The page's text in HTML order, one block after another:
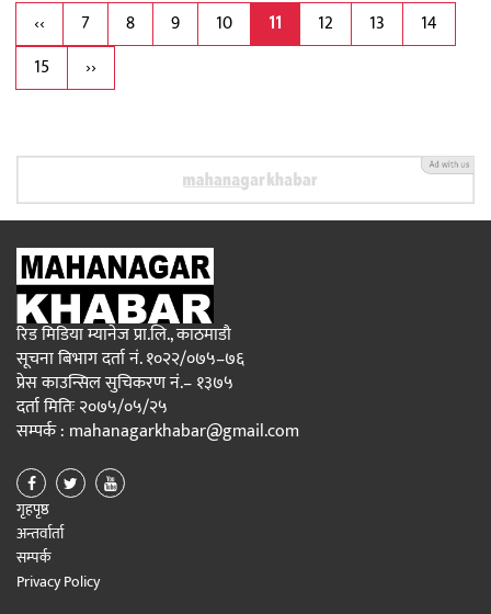
‹‹ 7 8 9 10 11 12 13
14
15
››
रिड मिडिया म्यानेज प्रा.लि., काठमाडौ
सूचना बिभाग दर्ता नं. १०२२/०७५–७६
प्रेस काउन्सिल सुचिकरण नं.– १३७५
दर्ता मितिः २०७५/०५/२५
सम्पर्क : mahanagarkhabar@gmail.com
गृहपृष्ठ
अन्तर्वार्ता
सम्पर्क
Privacy Policy